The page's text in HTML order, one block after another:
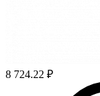
8 724.22 ₽